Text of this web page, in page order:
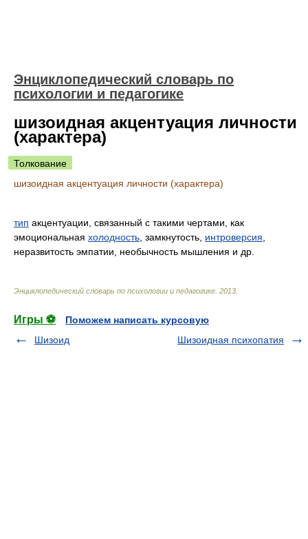
Энциклопедический словарь по
психологии и педагогике
шизоидная акцентуация личности
(характера)
Толкование
шизоидная акцентуация личности (характера)
тип акцентуации, связанный с такими чертами, как
эмоциональная холодность , замкнутость, интроверсия
неразвитость эмпатии, необычность мышления и др.
Энциклопедический словарь по психологии и педагогике 2013
Игры ⚽
Поможем написать курсовую
Шизоид
Шизоидная психопатия